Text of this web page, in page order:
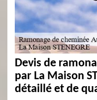
Devis de
par La Maison
détaillé et de